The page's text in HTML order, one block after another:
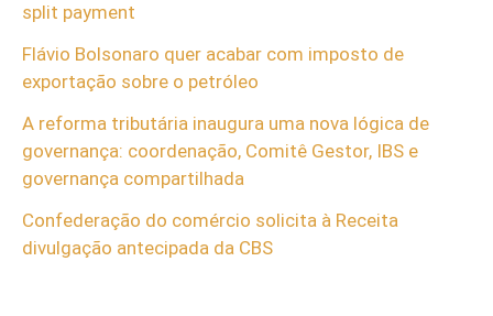
split payment
Flávio Bolsonaro quer acabar com imposto de
exportação sobre o petróleo
A reforma tributária inaugura uma nova lógica de
governança: coordenação, Comitê Gestor, IBS e
governança compartilhada
Confederação do comércio solicita à Receita
divulgação antecipada da CBS